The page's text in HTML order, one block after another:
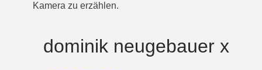
Kamera zu erzählen.
dominik neugebauer x